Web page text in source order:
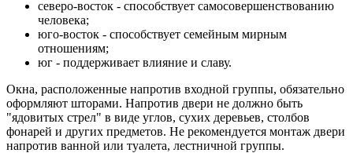
северо-восток - способствует самосовершенствованию
человека;
юго-восток - способствует семейным мирным
отношениям;
юг - поддерживает влияние и славу.
Окна, расположенные напротив входной группы, обязательно
оформляют шторами. Напротив двери не должно быть
"ядовитых стрел" в виде углов, сухих деревьев, столбов
фонарей и других предметов. Не рекомендуется монтаж двери
напротив ванной или туалета, лестничной группы.